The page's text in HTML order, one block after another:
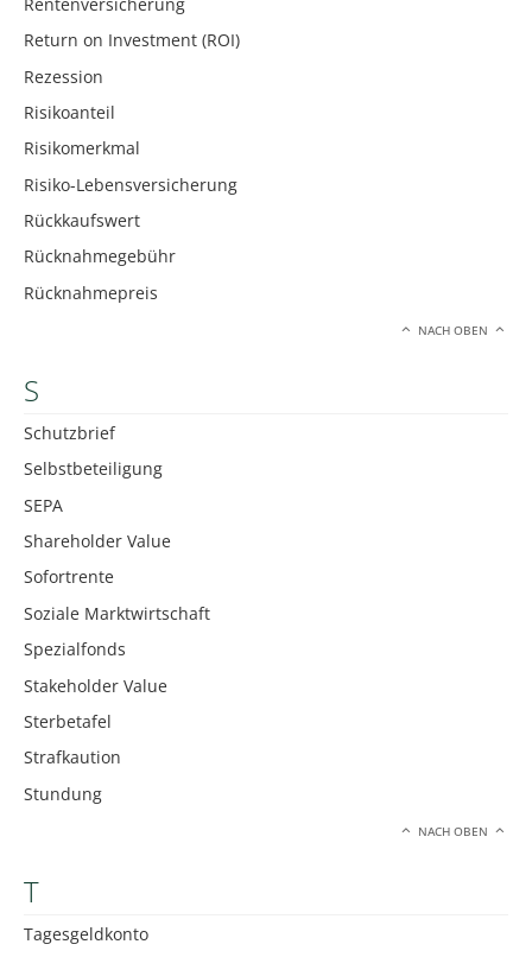
Return on Investment (ROI)
Rezession
Risikoanteil
Risikomerkmal
Risiko-Lebensversicherung
Rückkaufswert
Rücknahmegebühr
Rücknahmepreis
NACH OBEN
S
Schutzbrief
Selbstbeteiligung
SEPA
Shareholder Value
Sofortrente
Soziale Marktwirtschaft
Spezialfonds
Stakeholder Value
Sterbetafel
Strafkaution
Stundung
NACH OBEN
T
Tagesgeldkonto